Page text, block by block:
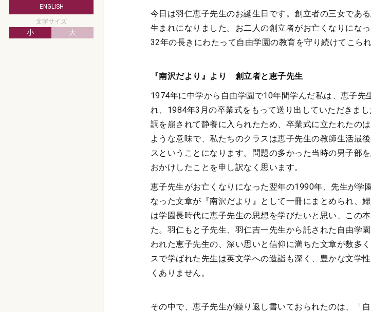
今日は羽仁恵子先生のお誕生日です。創立者の三女であ
生まれになりました。お二人の創立者がお亡くなりにな
32年の長きにわたって自由学園の教育を守り続けてこられ
『南沢だより』より 創立者と恵子先生
1974年に中学から自由学園で10年間学んだ私は、恵子先
れ、1984年3月の卒業式をもって送り出していただきま
調を崩されて静養に入られたため、卒業式に立たれたの
ような意味で、私たちのクラスは恵子先生の教師生活最
スということになります。問題の多かった当時の男子部
おかけしたことを申し訳なく思います。
恵子先生がお亡くなりになった翌年の1990年、先生が学
なった文章が『南沢だより』として一冊にまとめられ、
は学園長時代に恵子先生の思想を学びたいと思い、この
た。羽仁もと子先生、羽仁吉一先生から託された自由学
われた恵子先生の、深い思いと信仰に満ちた文章が数多
スで学ばれた先生は英文学への造詣も深く、豊かな文学
くありません。
その中で、恵子先生が繰り返し書いておられたのは、「
ENGLISH
文字サイズ
小 大